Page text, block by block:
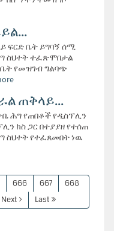
ፍርድ ቤት ይግባኝ ሰሚ
ስህተት ተፈጽሞበታል
ቤት የመዝገብ ግልባጭ
ጠቅላይ...
ሕግ የጠበቆች የዲስፕሊን
ክስ ጋር በተያያዘ የተሰጠ
ስህተት የተፈጸመበት ነዉ
666 667
668
Next Last